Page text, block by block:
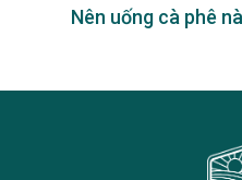
Nên uống cà phê